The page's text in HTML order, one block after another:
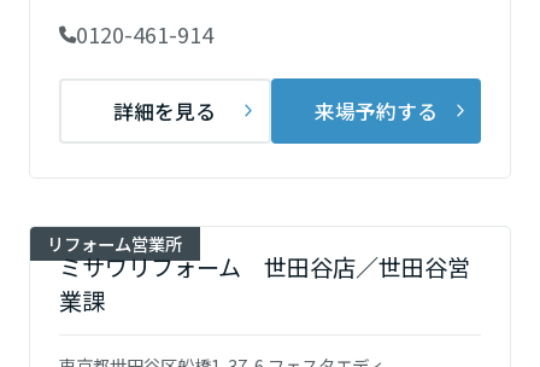
これから住まいをご検討の方
多彩な動画やこだわりが詰まった建築実例、注目の最新情報など、住
まいづくりを楽しく学べるデジタルラウンジです。
ホームラウンジ 新築・戸建て
すべてのフィールドに新しい価値をデザインし、持続可能な未来志向
のまちづくりを実現していきます。
ミサワゼネラルソリューション
ームを結ぶコミュニケーションサイト。お得・便利・安心なコンテン
ミサワオーナーズクラブ
新卒者採用
ウエルネス事業
0120-461-914
詳細を見る 来場予約する
リフォーム営業所
ミサワリフォーム 世田谷店／世田谷営
業課
栃木県
群馬県
埼玉県
千葉県